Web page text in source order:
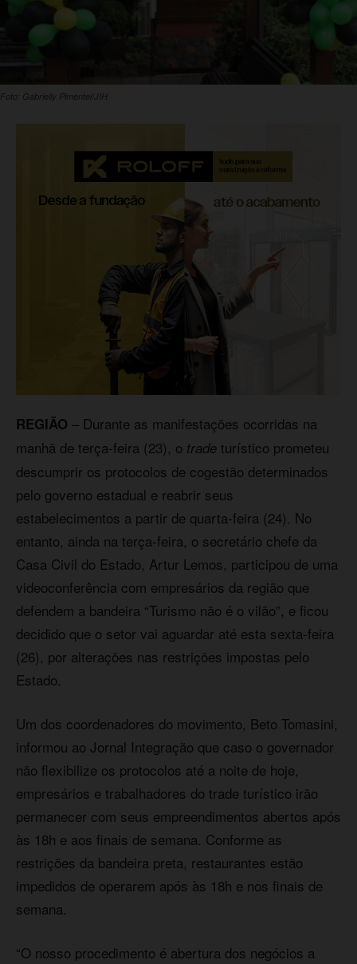
Foto: Gabrielly Pimentel/JIH
REGIÃO – Durante as manifestações ocorridas na
manhã de terça-feira (23), o trade turístico prometeu
descumprir os protocolos de cogestão determinados
pelo governo estadual e reabrir seus
estabelecimentos a partir de quarta-feira (24). No
entanto, ainda na terça-feira, o secretário chefe da
Casa Civil do Estado, Artur Lemos, participou de uma
videoconferência com empresários da região que
defendem a bandeira “Turismo não é o vilão”, e ficou
decidido que o setor vai aguardar até esta sexta-feira
(26), por alterações nas restrições impostas pelo
Estado.
Um dos coordenadores do movimento, Beto Tomasini,
informou ao Jornal Integração que caso o governador
não flexibilize os protocolos até a noite de hoje,
empresários e trabalhadores do trade turístico irão
permanecer com seus empreendimentos abertos após
às 18h e aos finais de semana. Conforme as
restrições da bandeira preta, restaurantes estão
impedidos de operarem após às 18h e nos finais de
semana.
“O nosso procedimento é abertura dos negócios a